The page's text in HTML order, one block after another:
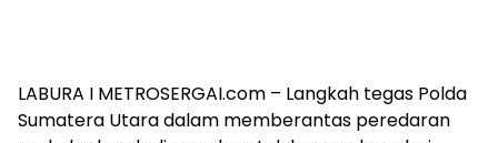
LABURA I METROSERGAI.com – Langkah tegas Polda
Sumatera Utara dalam memberantas peredaran